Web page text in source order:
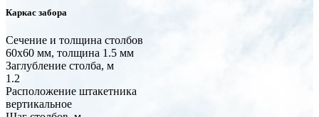
Каркас забора
Сечение и толщина столбов
60x60 мм, толщина 1.5 мм
Заглубление столба, м
1.2
Расположение штакетника
вертикальное